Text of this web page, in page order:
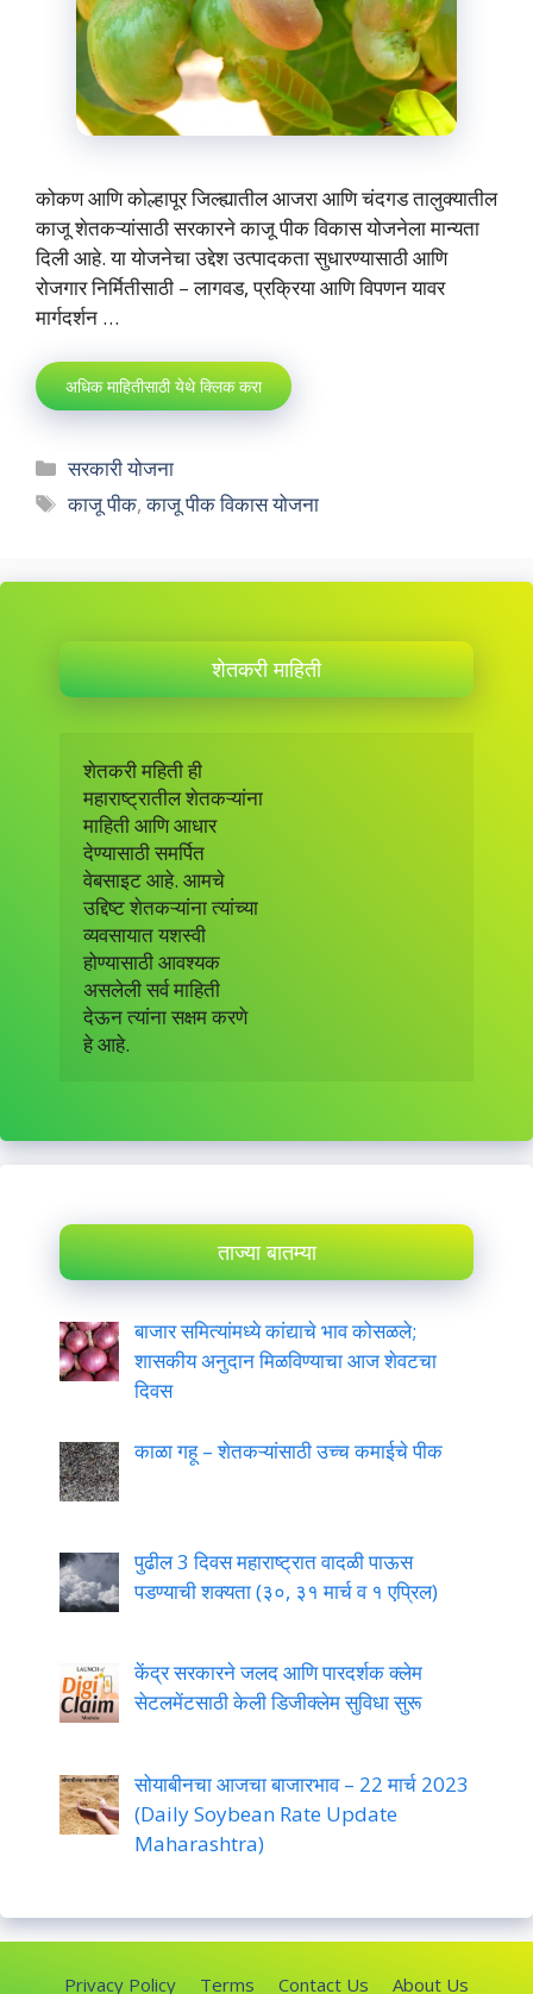
कोकण आणि कोल्हापूर जिल्ह्यातील आजरा आणि चंदगड तालुक्यातील
काजू शेतकऱ्यांसाठी सरकारने काजू पीक विकास योजनेला मान्यता
दिली आहे. या योजनेचा उद्देश उत्पादकता सुधारण्यासाठी आणि
रोजगार निर्मितीसाठी – लागवड, प्रक्रिया आणि विपणन यावर
मार्गदर्शन …
अधिक माहितीसाठी येथे क्लिक करा
Categories
सरकारी योजना
Tags
काजू पीक,काजू पीक विकास योजना
शेतकरी माहिती
शेतकरी महिती ही
महाराष्ट्रातील शेतकऱ्यांना
माहिती आणि आधार
देण्यासाठी समर्पित
वेबसाइट आहे. आमचे
उद्दिष्ट शेतकऱ्यांना त्यांच्या
व्यवसायात यशस्वी
होण्यासाठी आवश्यक
असलेली सर्व माहिती
देऊन त्यांना सक्षम करणे
हे आहे.
ताज्या बातम्या
बाजार समित्यांमध्ये कांद्याचे भाव कोसळले;
शासकीय अनुदान मिळविण्याचा आज शेवटचा
दिवस
काळा गहू – शेतकऱ्यांसाठी उच्च कमाईचे पीक
पुढील 3 दिवस महाराष्ट्रात वादळी पाऊस
पडण्याची शक्यता (३०, ३१ मार्च व १ एप्रिल)
केंद्र सरकारने जलद आणि पारदर्शक क्लेम
सेटलमेंटसाठी केली डिजीक्लेम सुविधा सुरू
सोयाबीनचा आजचा बाजारभाव – 22 मार्च 2023
(Daily Soybean Rate Update
Maharashtra)
Privacy Policy Terms Contact Us About Us